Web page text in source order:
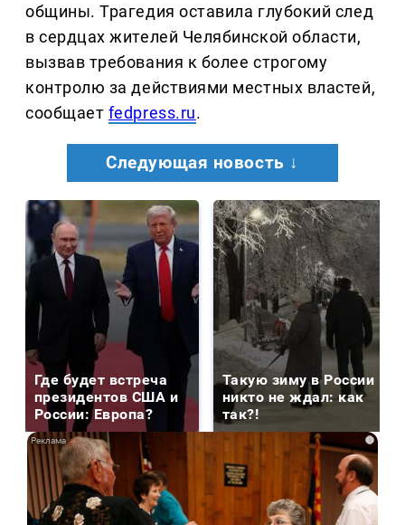
общины. Трагедия оставила глубокий след
в сердцах жителей Челябинской области,
вызвав требования к более строгому
контролю за действиями местных властей,
сообщает fedpress.ru.
Следующая новость ↓
Где будет встреча
президентов США и
России: Европа?
Такую зиму в России
никто не ждал: как
так?!
i